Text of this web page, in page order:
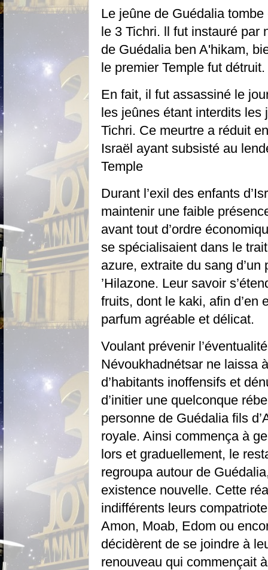
Le jeûne de Guédalia
le 3 Tichri. ll fut instauré par
de Guédalia ben A'hikam,
le premier Temple fut détruit.
En fait, il fut assassiné le
les jeûnes étant interdits les
Tichri. Ce meurtre a réduit
Israël ayant subsisté au
Temple
Durant l’exil des enfants
maintenir une faible
avant tout d’ordre
se spécialisaient dans le
azure, extraite du sang
’Hilazone. Leur savoir
fruits, dont le kaki, afin d’en
parfum agréable et délicat.
Voulant prévenir
Névoukhadnétsar ne laissa
d’habitants inoffensifs et
d’initier une quelconque
personne de Guédalia fils
royale. Ainsi commença à
lors et graduellement, le
regroupa autour de
existence nouvelle. Cette
indifférents leurs
Amon, Moab, Edom ou
décidèrent de se joindre à
renouveau qui commençait